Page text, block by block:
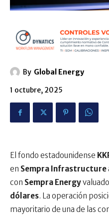
By Global Energy
1 octubre, 2025
El fondo estadounidense
en Sempra Infrastructure
con Sempra Energy
dólares. La operación
mayoritario de una de las